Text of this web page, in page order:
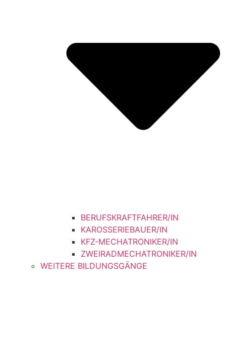
BERUFSKRAFTFAHRER/IN
KAROSSERIEBAUER/IN
KFZ-MECHATRONIKER/IN
ZWEIRADMECHATRONIKER/IN
WEITERE BILDUNGSGÄNGE